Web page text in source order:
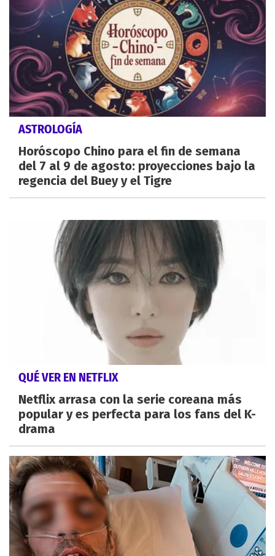
ASTROLOGÍA
Horóscopo Chino para el fin de semana
del 7 al 9 de agosto: proyecciones bajo la
regencia del Buey y el Tigre
QUÉ VER EN NETFLIX
Netflix arrasa con la serie coreana más
popular y es perfecta para los fans del K-
drama